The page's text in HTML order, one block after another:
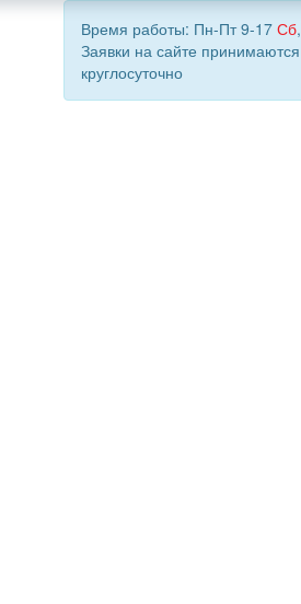
Время работы: Пн-Пт 9-17 Сб,
Заявки на сайте принимаются
круглосуточно